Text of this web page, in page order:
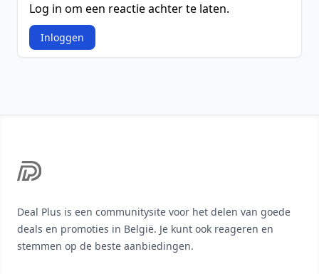
Log in om een reactie achter te laten.
Inloggen
Deal Plus is een communitysite voor het delen van goede
deals en promoties in België. Je kunt ook reageren en
stemmen op de beste aanbiedingen.